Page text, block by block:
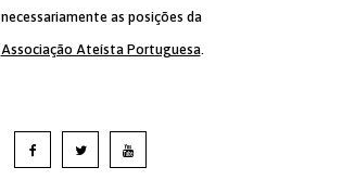
necessariamente as posições da
Associação Ateísta Portuguesa.